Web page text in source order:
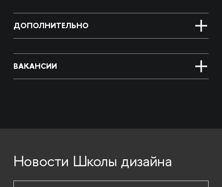
ДОПОЛНИТЕЛЬНО
ВАКАНСИИ
Новости Школы дизайна